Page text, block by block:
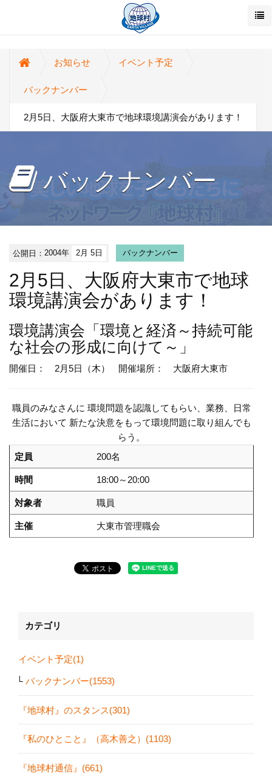
お知らせ イベント予定
バックナンバー
2月5日、大阪府大東市で地球環境講演会があります！
バックナンバー
公開日：2004年 2月 5日 バックナンバー
2月5日、大阪府大東市で地球
環境講演会があります！
環境講演会 「環境と経済～持続可能
な社会の形成に向けて～」
開催日： 2月5日（木） 開催場所： 大阪府大東市
職員のみなさんに 環境問題を認識してもらい、業務、日常
生活において 新たな決意をもって環境問題に取り組んでも
らう。
定員
200名
時間 18:00～20:00
対象者 職員
主催 大東市管理職会
カテゴリ
イベント予定(1)
バックナンバー(1553)
『地球村』のスタンス(301)
『私のひとこと』（高木善之）(1103)
『地球村通信』(661)